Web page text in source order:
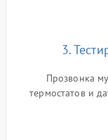
3.
Прозвонка
термостатов и
тепловым